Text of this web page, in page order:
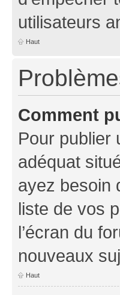
utilisateurs
Haut
Comment
Pour publier
adéquat
ayez besoin
liste de vos
l’écran du
nouveaux
Haut